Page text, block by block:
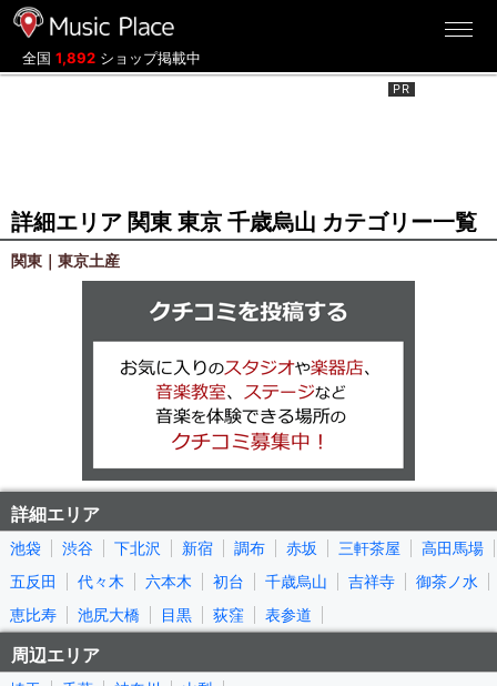
全国 1,892 ショップ掲載中
詳細エリア 関東 東京 千歳烏山 カテゴリー一覧
関東｜東京土産
詳細エリア
池袋 渋谷 下北沢 新宿 調布 赤坂 三軒茶屋
高田馬場
五反田
代々木 六本木 初台 千歳烏山 吉祥寺
御茶ノ水
恵比寿
池尻大橋 目黒 荻窪 表参道
周辺エリア